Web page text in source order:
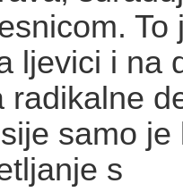
To
ljevici i na
radikalne
samo je
s